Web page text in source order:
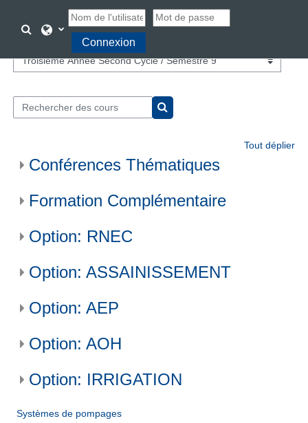
Activer/désactiver la saisie de recherche
Connexion
Catégories de cours
Rechercher des cours
Rechercher des cours
Tout déplier
Conférences Thématiques
Formation Complémentaire
Option: RNEC
Option: ASSAINISSEMENT
Option: AEP
Option: AOH
Option: IRRIGATION
Systèmes de pompages